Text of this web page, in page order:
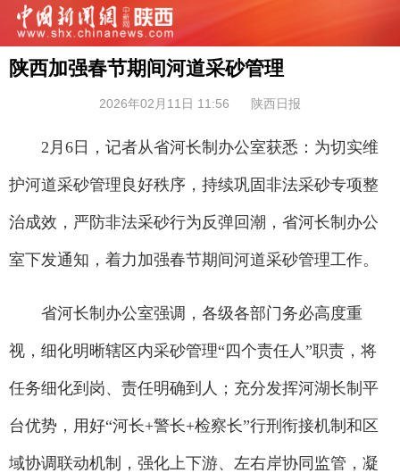
陕西加强春节期间河道采砂管理
2026年02月11日 11:56 陕西日报
2月6日，记者从省河长制办公室获悉：为切实维
护河道采砂管理良好秩序，持续巩固非法采砂专项整
治成效，严防非法采砂行为反弹回潮，省河长制办公
室下发通知，着力加强春节期间河道采砂管理工作。
省河长制办公室强调，各级各部门务必高度重
视，细化明晰辖区内采砂管理“四个责任人”职责，将
任务细化到岗、责任明确到人；充分发挥河湖长制平
台优势，用好“河长+警长+检察长”行刑衔接机制和区
域协调联动机制，强化上下游、左右岸协同监管，凝